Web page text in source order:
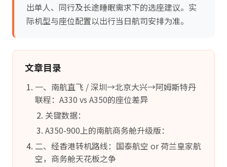
出单人、同行及长途睡眠需求下的选座建议。实
际机型与座位配置以出行当日航司安排为准。
文章目录
一、南航直飞 / 深圳→北京大兴→阿姆斯特丹
联程：A330 vs A350的座位差异
关键数据：
A350-900上的南航商务舱升级版：
二、经香港转机路线：国泰航空 or 荷兰皇家航
空，商务舱天花板之争